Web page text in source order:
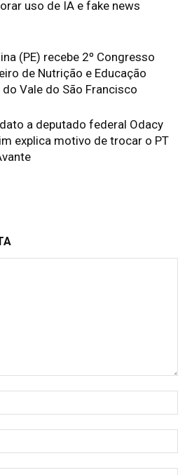
uso de IA e fake news
(PE) recebe 2º Congresso
de Nutrição e Educação
do Vale do São Francisco
a deputado federal Odacy
explica motivo de trocar o PT